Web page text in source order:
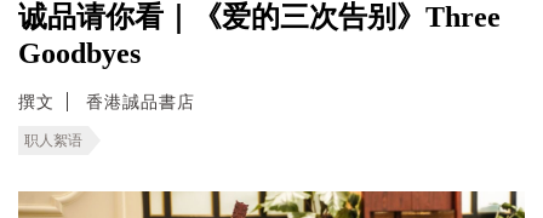
诚品请你看｜《爱的三次告别》Three
Goodbyes
撰文 香港誠品書店
职人絮语